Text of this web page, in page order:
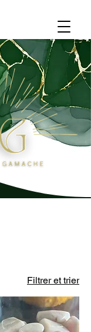
Filtrer et trier